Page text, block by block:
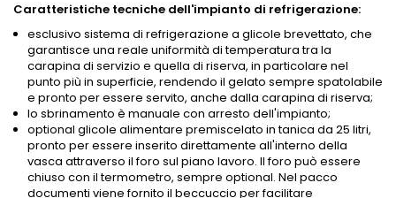
Caratteristiche tecniche dell'impianto di refrigerazione:
esclusivo sistema di refrigerazione a glicole brevettato, che
garantisce una reale uniformità di temperatura tra la
carapina di servizio e quella di riserva, in particolare nel
punto più in superficie, rendendo il gelato sempre spatolabile
e pronto per essere servito, anche dalla carapina di riserva;
lo sbrinamento è manuale con arresto dell'impianto;
optional glicole alimentare premiscelato in tanica da 25 litri,
pronto per essere inserito direttamente all'interno della
vasca attraverso il foro sul piano lavoro. Il foro può essere
chiuso con il termometro, sempre optional. Nel pacco
documenti viene fornito il beccuccio per facilitare